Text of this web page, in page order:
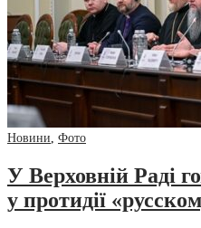
Новини, Фото
У Верховній Раді
у протидії